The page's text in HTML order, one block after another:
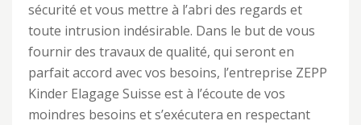
sécurité et vous mettre à l’abri des regards et
toute intrusion indésirable. Dans le but de vous
fournir des travaux de qualité, qui seront en
parfait accord avec vos besoins, l’entreprise ZEPP
Kinder Elagage Suisse est à l’écoute de vos
moindres besoins et s’exécutera en respectant